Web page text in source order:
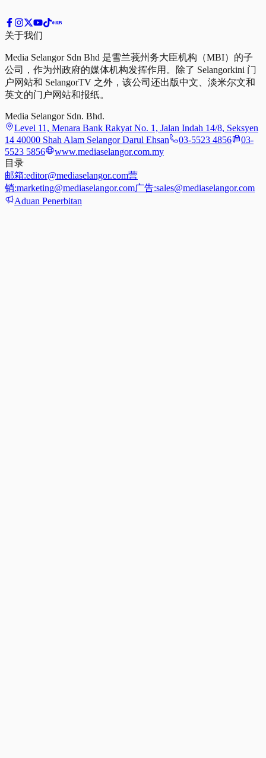
关于我们
Media Selangor Sdn Bhd 是雪兰莪州务大臣机构（MBI）的子
公司，作为州政府的媒体机构发挥作用。除了 Selangorkini 门
户网站和 SelangorTV 之外，该公司还出版中文、淡米尔文和
英文的门户网站和报纸。
Media Selangor Sdn. Bhd.
Level 11, Menara Bank Rakyat No. 1, Jalan Indah 14/8, Seksyen
14 40000 Shah Alam Selangor Darul Ehsan
03-5523 4856
03-
5523 5856
www.mediaselangor.com.my
目录
邮箱:editor@mediaselangor.com营
销:marketing@mediaselangor.com广告:sales@mediaselangor.com
Aduan Penerbitan